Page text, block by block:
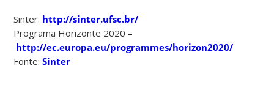
Sinter: http://sinter.ufsc.br/
Programa Horizonte 2020 –
http://ec.europa.eu/programmes/horizon2020/
Fonte:Sinter